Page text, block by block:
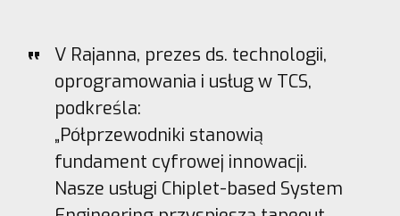
V Rajanna, prezes ds. technologii,
oprogramowania i usług w TCS,
podkreśla:
„Półprzewodniki stanowią
fundament cyfrowej innowacji.
Nasze usługi Chiplet-based System